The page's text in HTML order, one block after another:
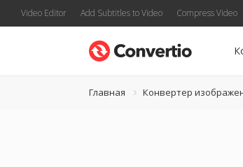
Video Editor Add Subtitles to Video Compress Video
Главная Конвертер